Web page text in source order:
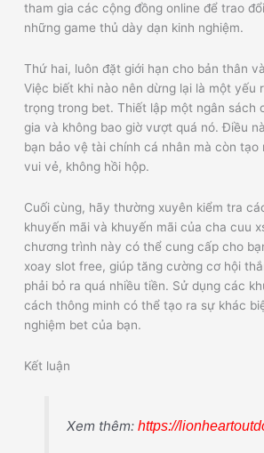
tham gia các cộng đồng online để trao
những game thủ dày dạn kinh nghiệm.
Thứ hai, luôn đặt giới hạn cho bản thân
Việc biết khi nào nên dừng lại là một yếu
trọng trong bet. Thiết lập một ngân sách
gia và không bao giờ vượt quá nó. Điều
bạn bảo vệ tài chính cá nhân mà còn tạo
vui vẻ, không hồi hộp.
Cuối cùng, hãy thường xuyên kiểm tra
khuyến mãi và khuyến mãi của cha cuu
chương trình này có thể cung cấp cho
xoay slot free, giúp tăng cường cơ hội
phải bỏ ra quá nhiều tiền. Sử dụng các
cách thông minh có thể tạo ra sự khác
nghiệm bet của bạn.
Kết luận
Xem thêm: https://